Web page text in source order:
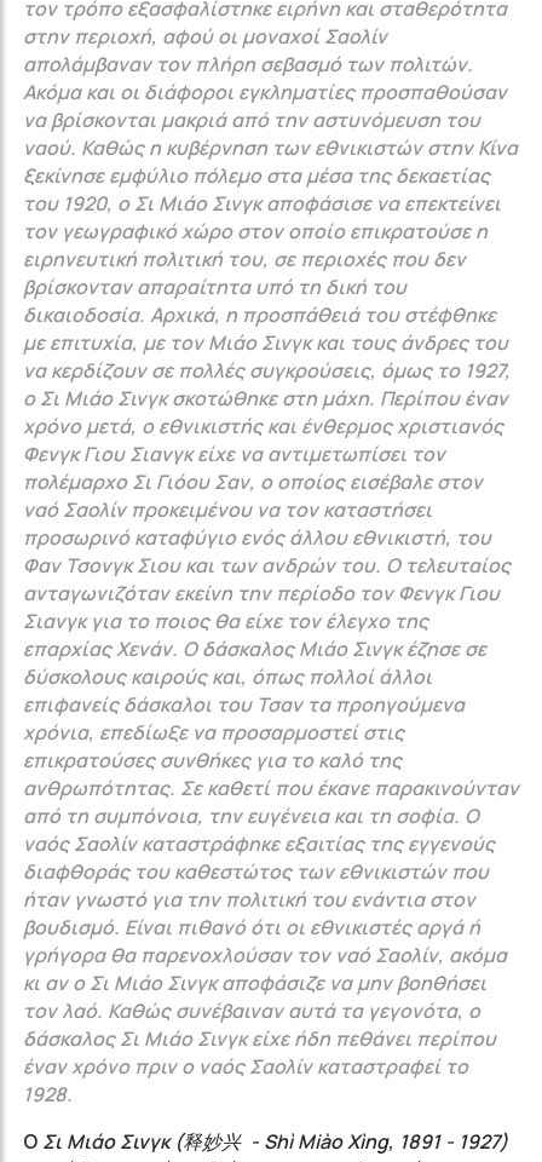
τον τρόπο εξασφαλίστηκε ειρήνη και σταθερότητα
στην περιοχή, αφού οι μοναχοί Σαολίν
απολάμβαναν τον πλήρη σεβασμό των πολιτών.
Ακόμα και οι διάφοροι εγκληματίες προσπαθούσαν
να βρίσκονται μακριά από την αστυνόμευση του
ναού. Καθώς η κυβέρνηση των εθνικιστών στην Κίνα
ξεκίνησε εμφύλιο πόλεμο στα μέσα της δεκαετίας
του 1920, ο Σι Μιάο Σινγκ αποφάσισε να επεκτείνει
τον γεωγραφικό χώρο στον οποίο επικρατούσε η
ειρηνευτική πολιτική του, σε περιοχές που δεν
βρίσκονταν απαραίτητα υπό τη δική του
δικαιοδοσία. Αρχικά, η προσπάθειά του στέφθηκε
με επιτυχία, με τον Μιάο Σινγκ και τους άνδρες του
να κερδίζουν σε πολλές συγκρούσεις, όμως το 1927,
ο Σι Μιάο Σινγκ σκοτώθηκε στη μάχη. Περίπου έναν
χρόνο μετά, ο εθνικιστής και ένθερμος χριστιανός
Φενγκ Γιου Σιανγκ είχε να αντιμετωπίσει τον
πολέμαρχο Σι Γιόου Σαν, ο οποίος εισέβαλε στον
ναό Σαολίν προκειμένου να τον καταστήσει
προσωρινό καταφύγιο ενός άλλου εθνικιστή, του
Φαν Τσονγκ Σιου και των ανδρών του. Ο τελευταίος
ανταγωνιζόταν εκείνη την περίοδο τον Φενγκ Γιου
Σιανγκ για το ποιος θα είχε τον έλεγχο της
επαρχίας Χενάν. Ο δάσκαλος Μιάο Σινγκ έζησε σε
δύσκολους καιρούς και, όπως πολλοί άλλοι
επιφανείς δάσκαλοι του Τσαν τα προηγούμενα
χρόνια, επεδίωξε να προσαρμοστεί στις
επικρατούσες συνθήκες για το καλό της
ανθρωπότητας. Σε καθετί που έκανε παρακινούνταν
από τη συμπόνοια, την ευγένεια και τη σοφία. Ο
ναός Σαολίν καταστράφηκε εξαιτίας της εγγενούς
διαφθοράς του καθεστώτος των εθνικιστών που
ήταν γνωστό για την πολιτική του ενάντια στον
βουδισμό. Είναι πιθανό ότι οι εθνικιστές αργά ή
γρήγορα θα παρενοχλούσαν τον ναό Σαολίν, ακόμα
κι αν ο Σι Μιάο Σινγκ αποφάσιζε να μην βοηθήσει
τον λαό. Καθώς συνέβαιναν αυτά τα γεγονότα, ο
δάσκαλος Σι Μιάο Σινγκ είχε ήδη πεθάνει περίπου
έναν χρόνο πριν ο ναός Σαολίν καταστραφεί το
1928.
Ο Σι Μιάο Σινγκ (释妙兴 - Shì Μiào Χìng, 1891 - 1927)